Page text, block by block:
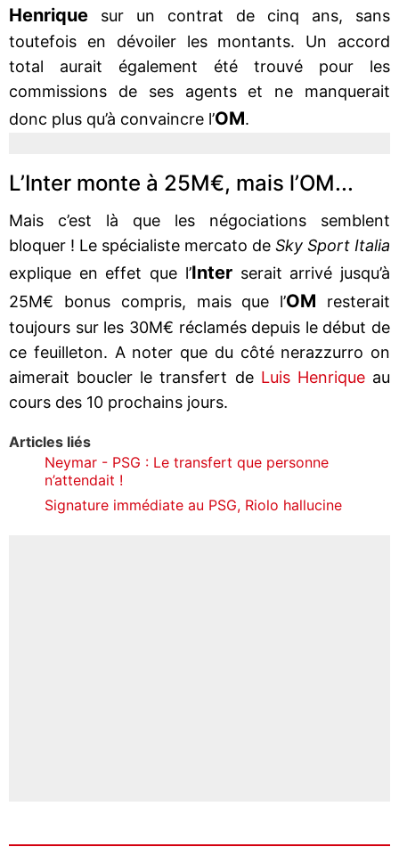
Henrique
sur un contrat de cinq ans, sans
toutefois en dévoiler les montants. Un accord
total aurait également été trouvé pour les
commissions de ses agents et ne manquerait
donc plus qu’à convaincre l’OM.
L’Inter monte à 25M€, mais l’OM...
Mais c’est là que les négociations semblent
bloquer ! Le spécialiste mercato de Sky Sport Italia
explique en effet que l’Interserait arrivé jusqu’à
25M€ bonus compris, mais que l’OM resterait
toujours sur les 30M€ réclamés depuis le début de
ce feuilleton. A noter que du côté nerazzurro on
aimerait boucler le transfert de Luis Henriqueau
cours des 10 prochains jours.
Articles liés
Neymar - PSG : Le transfert que personne
n’attendait !
Signature immédiate au PSG, Riolo hallucine